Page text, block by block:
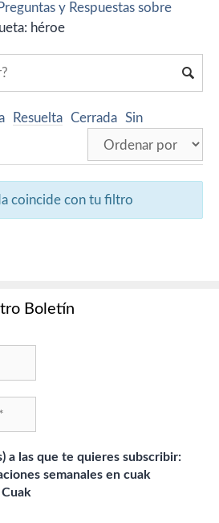
y Respuestas sobre
héroe
Resuelta Cerrada Sin
coincide con tu filtro
Boletín
a las que te quieres subscribir:
semanales en cuak